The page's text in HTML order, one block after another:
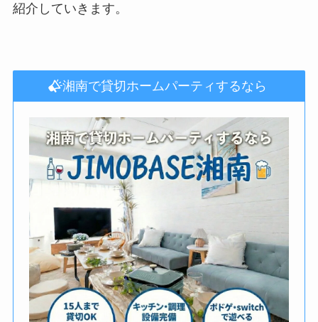
紹介していきます。
湘南で貸切ホームパーティするなら